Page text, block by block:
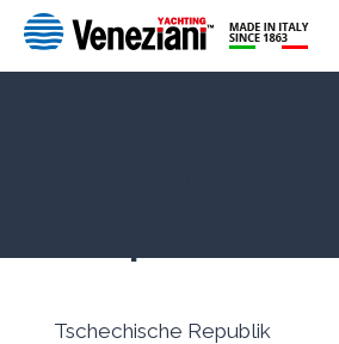
Tschechische Republik